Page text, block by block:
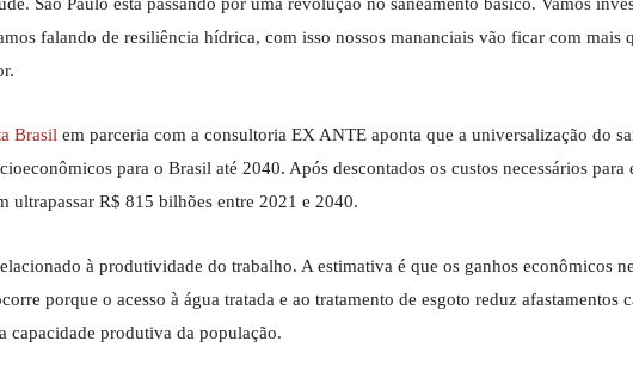
São Paulo está passando por uma revolução no saneamento básico. Vamos
falando de resiliência hídrica, com isso nossos mananciais vão ficar com mais
Brasil em parceria com a consultoria EX ANTE aponta que a universalização do
para o Brasil até 2040. Após descontados os custos necessários para
ultrapassar R$ 815 bilhões entre 2021 e 2040.
à produtividade do trabalho. A estimativa é que os ganhos econômicos
porque o acesso à água tratada e ao tratamento de esgoto reduz afastamentos
capacidade produtiva da população.